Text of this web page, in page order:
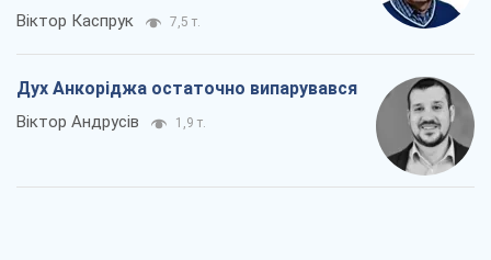
Віктор Каспрук 7,5 т.
Дух Анкоріджа остаточно випарувався
Віктор Андрусів 1,9 т.